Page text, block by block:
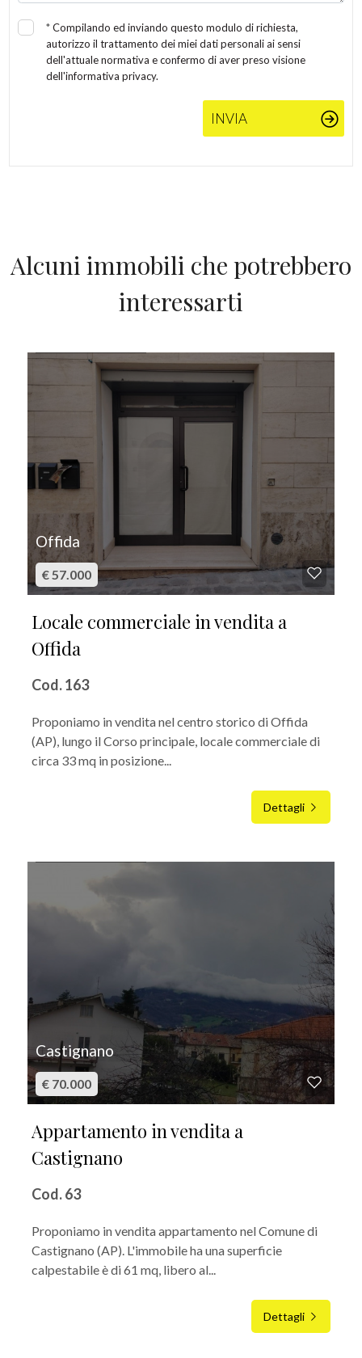
*Compilando ed inviando questo modulo di richiesta,
autorizzo il trattamento dei miei dati personali ai sensi
dell'attuale normativa e confermo di aver preso visione
dell'informativa privacy.
INVIA
Alcuni immobili che potrebbero
interessarti
Offida
€ 57.000
Locale commerciale in vendita a
Offida
Cod. 163
Proponiamo in vendita nel centro storico di Offida
(AP), lungo il Corso principale, locale commerciale di
circa 33 mq in posizione...
Dettagli
Castignano
€ 70.000
Appartamento in vendita a
Castignano
Cod. 63
Proponiamo in vendita appartamento nel Comune di
Castignano (AP). L'immobile ha una superficie
calpestabile è di 61 mq, libero al...
Dettagli
Balcone/Terrazzo